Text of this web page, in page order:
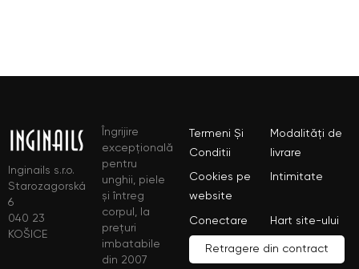
Inginails s.r.o.
Starozagorská
6
040 23
KOŠICE
Îngrijire
excepțională
pentru
unghii, piele
și întreg
corpul, la
prețuri
imbatabile
din 2007
Termeni Și
Conditii
Modalități de
livrare
Cookies pe
website
Intimitate
Conectare Hart site-ului
Retragere din contract